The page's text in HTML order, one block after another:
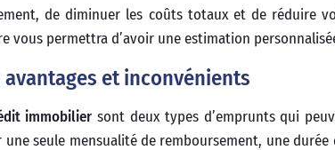
de diminuer les coûts totaux et de réduire
vous permettra d’avoir une estimation
avantages et inconvénients
immobilier sont deux types d’emprunts qui
seule mensualité de remboursement, une